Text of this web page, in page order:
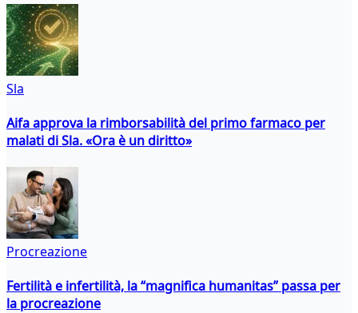
Sla
Aifa approva la rimborsabilità del primo farmaco per
malati di Sla. «Ora è un diritto»
Procreazione
Fertilità e infertilità, la “magnifica humanitas” passa per
la procreazione